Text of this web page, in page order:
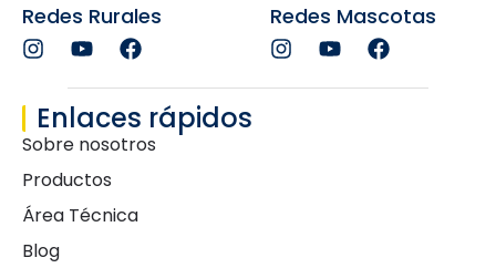
Redes Rurales Redes Mascotas
Enlaces rápidos
Sobre nosotros
Productos
Área Técnica
Blog